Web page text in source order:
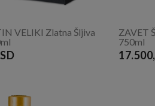
VELIKI Zlatna Šljiva
ZAVET
750ml